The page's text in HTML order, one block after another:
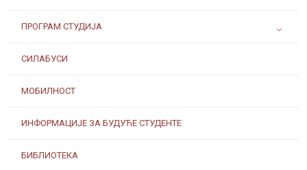
ПРОГРАМ СТУДИЈА
СИЛАБУСИ
МОБИЛНОСТ
ИНФОРМАЦИЈЕ ЗА БУДУЋЕ СТУДЕНТЕ
БИБЛИОТЕКА